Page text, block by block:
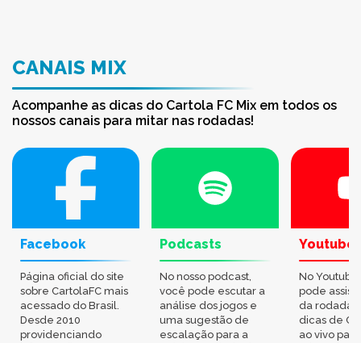
CANAIS MIX
Acompanhe as dicas do Cartola FC Mix em todos os
nossos canais para mitar nas rodadas!
Facebook
Página oficial do site
sobre CartolaFC mais
acessado do Brasil.
Desde 2010
providenciando
Podcasts
No nosso podcast,
você pode escutar a
análise dos jogos e
uma sugestão de
escalação para a
Youtube
No
pode
da rodada,
dicas de
ao vivo